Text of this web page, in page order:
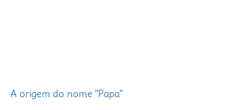
A origem do nome "Papa"